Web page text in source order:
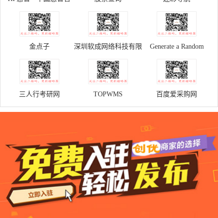
方商城
金点子 深圳软成网络科技有限
公司
Generate a Random
Name - Fake Name
三人行考研网
TOPWMS 百度爱采购网